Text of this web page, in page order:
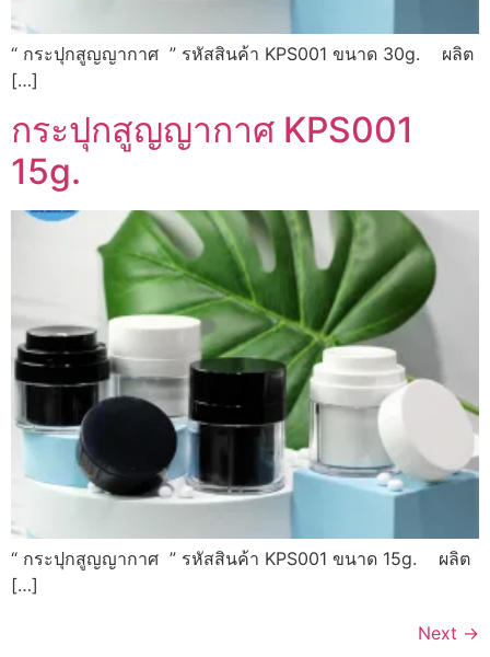
“ กระปุกสูญญากาศ ” รหัสสินค้า KPS001 ขนาด 30g. ผลิต
[…]
กระปุกสูญญากาศ KPS001
15g.
“ กระปุกสูญญากาศ ” รหัสสินค้า KPS001 ขนาด 15g. ผลิต
[…]
Next →